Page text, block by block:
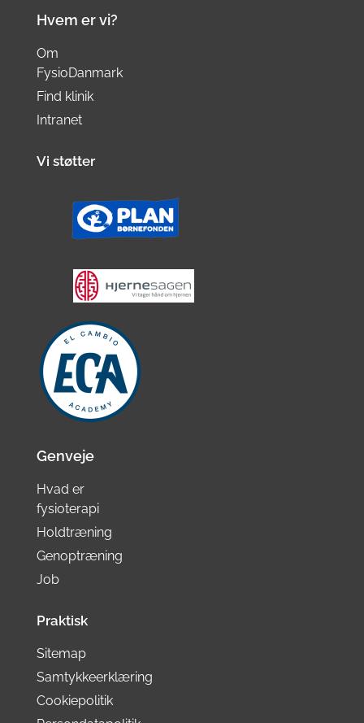
Hvem er vi?
Om
FysioDanmark
Find klinik
Intranet
Vi støtter
Genveje
Hvad er
fysioterapi
Holdtræning
Genoptræning
Job
Praktisk
Sitemap
Samtykkeerklæring
Cookiepolitik